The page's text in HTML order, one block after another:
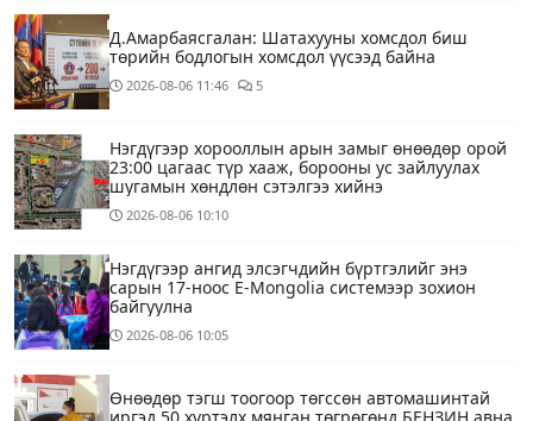
Д.Амарбаясгалан: Шатахууны хомсдол биш
төрийн бодлогын хомсдол үүсээд байна
2026-08-06 11:46 5
Нэгдүгээр хорооллын арын замыг өнөөдөр орой
23:00 цагаас түр хааж, борооны ус зайлуулах
шугамын хөндлөн сэтэлгээ хийнэ
2026-08-06 10:10
Нэгдүгээр ангид элсэгчдийн бүртгэлийг энэ
сарын 17-ноос E-Mongolia системээр зохион
байгуулна
2026-08-06 10:05
Өнөөдөр тэгш тоогоор төгссөн автомашинтай